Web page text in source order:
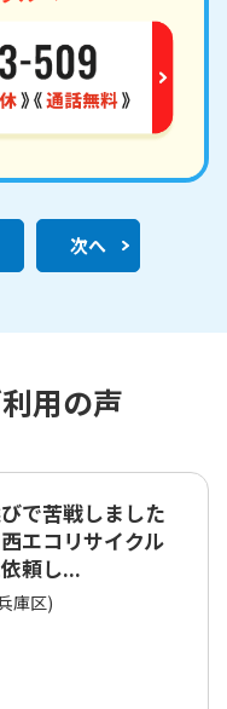
次へ
用の声
で苦戦しました
エコリサイクル
頼し...
庫区)